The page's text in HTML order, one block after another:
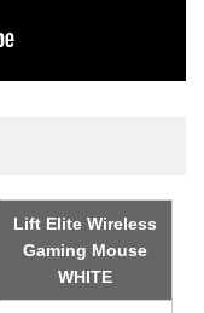
Lift Elite Wireless
Gaming Mouse
WHITE